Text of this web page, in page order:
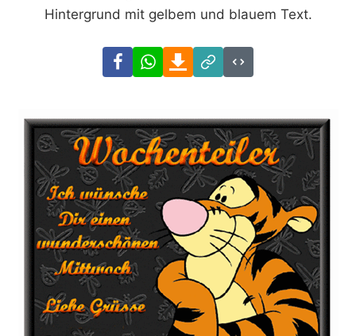
Hintergrund mit gelbem und blauem Text.
FacebookWhatsAppDownload
Link
Code